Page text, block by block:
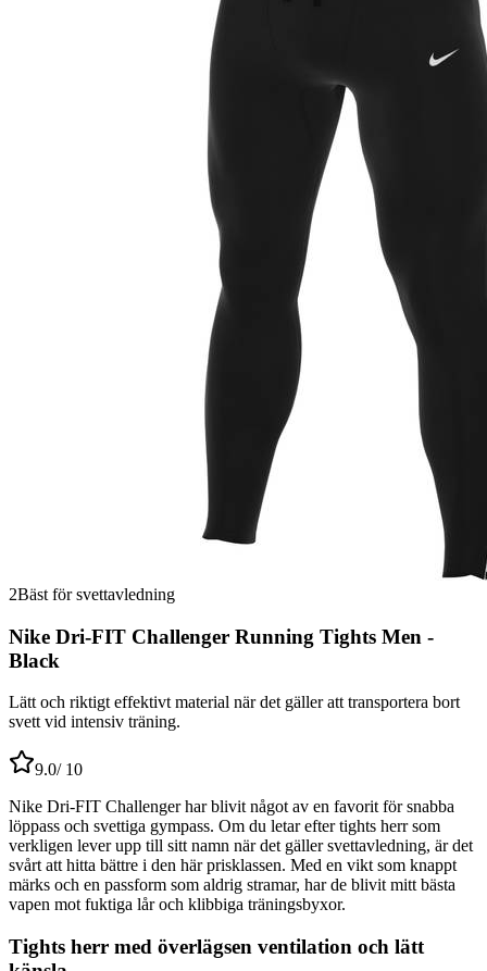
2Bäst för svettavledning
Nike Dri-FIT Challenger Running Tights Men -
Black
Lätt och riktigt effektivt material när det gäller att transportera bort
svett vid intensiv träning.
9.0/ 10
Nike Dri-FIT Challenger har blivit något av en favorit för snabba
löppass och svettiga gympass. Om du letar efter tights herr som
verkligen lever upp till sitt namn när det gäller svettavledning, är det
svårt att hitta bättre i den här prisklassen. Med en vikt som knappt
märks och en passform som aldrig stramar, har de blivit mitt bästa
vapen mot fuktiga lår och klibbiga träningsbyxor.
Tights herr med överlägsen ventilation och lätt